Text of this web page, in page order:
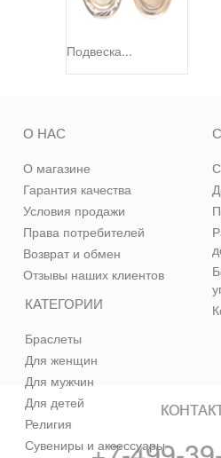
Подвеска...
КАТЕГОРИИ
Браслеты
Для женщин
Для мужчин
Для детей
Религия
Сувениры и аксессуары
О НАС
О магазине
Гарантия качества
Условия продажи
Права потребителей
Возврат и обмен
Отзывы наших клиентов